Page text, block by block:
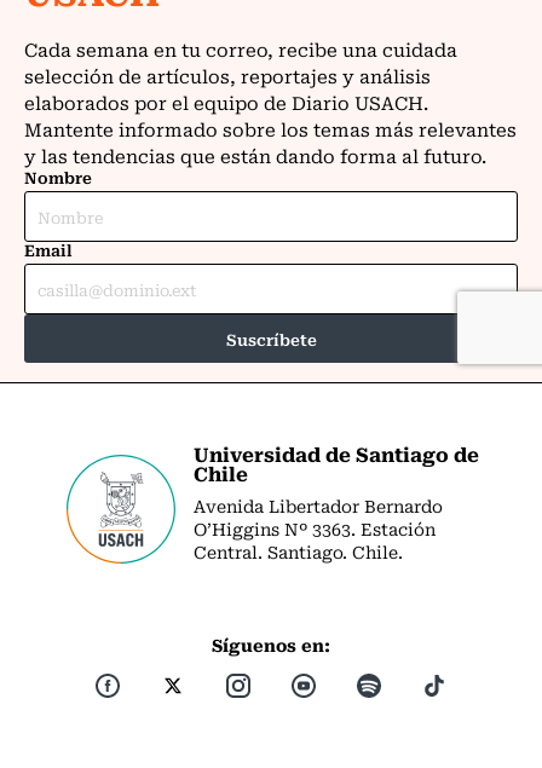
Universidad de Santiago de
Chile
Avenida Libertador Bernardo
O’Higgins Nº 3363. Estación
Central. Santiago. Chile.
Síguenos en: